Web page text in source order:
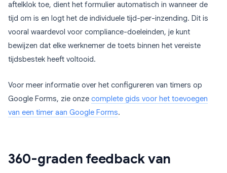
aftelklok toe, dient het formulier automatisch in wanneer de
tijd om is en logt het de individuele tijd-per-inzending. Dit is
vooral waardevol voor compliance-doeleinden, je kunt
bewijzen dat elke werknemer de toets binnen het vereiste
tijdsbestek heeft voltooid.
Voor meer informatie over het configureren van timers op
Google Forms, zie onze complete gids voor het toevoegen
van een timer aan Google Forms.
360-graden feedback van